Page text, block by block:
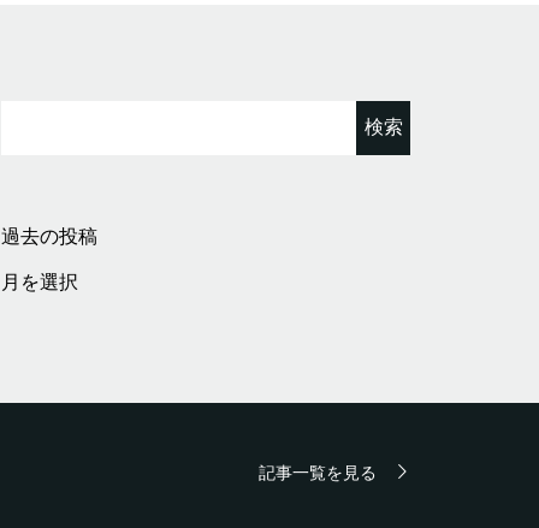
過去の投稿
過
去
記事一覧を見る